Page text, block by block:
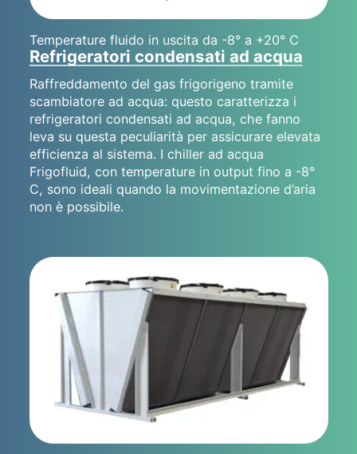
Temperature fluido in uscita da -8° a +20° C
Refrigeratori condensati ad acqua
Raffreddamento del gas frigorigeno tramite
scambiatore ad acqua: questo caratterizza i
refrigeratori condensati ad acqua, che fanno
leva su questa peculiarità per assicurare elevata
efficienza al sistema. I chiller ad acqua
Frigofluid, con temperature in output fino a -8°
C, sono ideali quando la movimentazione d’aria
non è possibile.